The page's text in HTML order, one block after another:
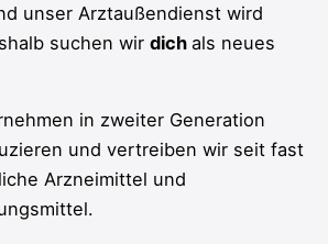
unser Arztaußendienst wird
suchen wir dich als neues
in zweiter Generation
und vertreiben wir seit fast
Arzneimittel und